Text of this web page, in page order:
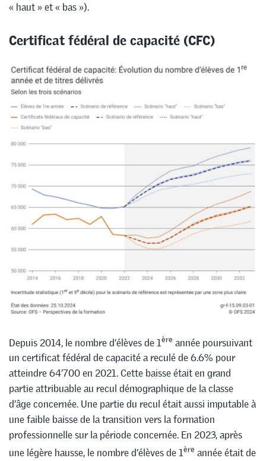
« haut » et « bas »).
Certificat fédéral de capacité (CFC)
Depuis 2014, le nombre d’élèves de 1ère année poursuivant
un certificat fédéral de capacité a reculé de 6.6% pour
atteindre 64’700 en 2021. Cette baisse était en grand
partie attribuable au recul démographique de la classe
d’âge concernée. Une partie du recul était aussi imputable à
une faible baisse de la transition vers la formation
professionnelle sur la période concernée. En 2023, après
une légère hausse, le nombre d’élèves de 1ère année était de